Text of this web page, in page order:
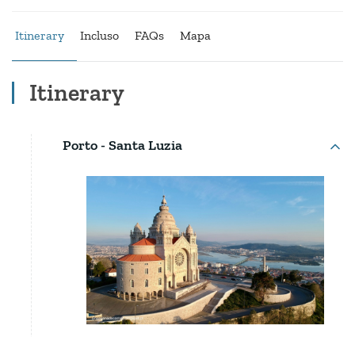
Itinerary Incluso FAQs Mapa
Itinerary
Porto - Santa Luzia